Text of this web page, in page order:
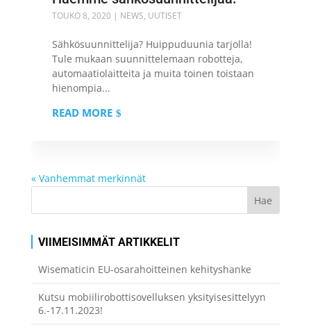
TOUKO 8, 2020 | NEWS, UUTISET
Sähkösuunnittelija? Huippuduunia tarjolla!
Tule mukaan suunnittelemaan robotteja,
automaatiolaitteita ja muita toinen toistaan
hienompia...
READ MORE
« Vanhemmat merkinnät
VIIMEISIMMÄT ARTIKKELIT
Wisematicin EU-osarahoitteinen kehityshanke
Kutsu mobiilirobottisovelluksen yksityisesittelyyn
6.-17.11.2023!